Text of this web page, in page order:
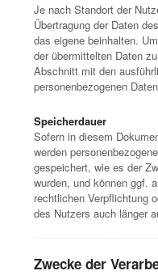
Je nach Standort der
Übertragung der Daten
das eigene beinhalten.
der übermittelten Daten
Abschnitt mit den
personenbezogenen
Speicherdauer
Sofern in diesem
werden
gespeichert, wie es der
wurden, und können ggf.
rechtlichen Verpflichtung
des Nutzers auch länger
Zwecke der